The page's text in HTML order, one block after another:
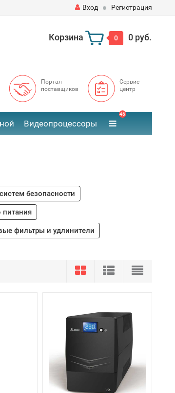
Вход Регистрация
Корзина 0 0 руб.
Портал
поставщиков
Сервис
центр
Видеопроцессоры
46
безопасности
питания
фильтры и удлинители